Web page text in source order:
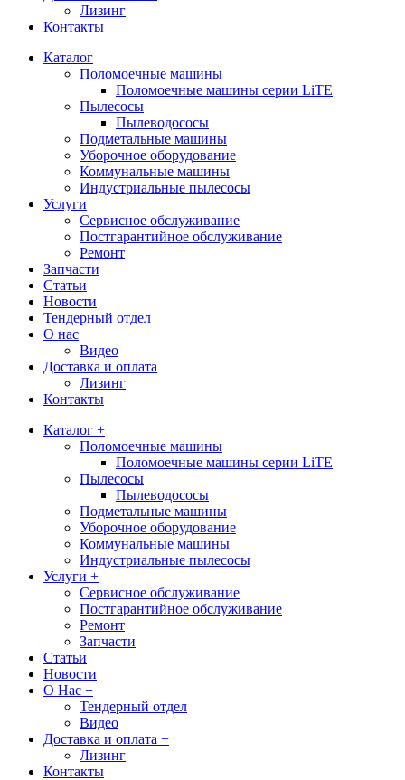
Лизинг
Контакты
Каталог
Поломоечные машины
Поломоечные машины серии LiTE
Пылесосы
Пылеводососы
Подметальные машины
Уборочное оборудование
Коммунальные машины
Индустриальные пылесосы
Услуги
Сервисное обслуживание
Постгарантийное обслуживание
Ремонт
Запчасти
Статьи
Новости
Тендерный отдел
О нас
Видео
Доставка и оплата
Лизинг
Контакты
Каталог +
Поломоечные машины
Поломоечные машины серии LiTE
Пылесосы
Пылеводососы
Подметальные машины
Уборочное оборудование
Коммунальные машины
Индустриальные пылесосы
Услуги +
Сервисное обслуживание
Постгарантийное обслуживание
Ремонт
Запчасти
Статьи
Новости
О Нас +
Тендерный отдел
Видео
Доставка и оплата +
Лизинг
Контакты